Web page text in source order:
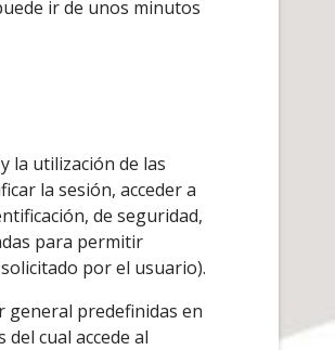
ir de unos minutos
la utilización de las
la sesión, acceder a
de seguridad,
para permitir
por el usuario).
general predefinidas en
cual accede al